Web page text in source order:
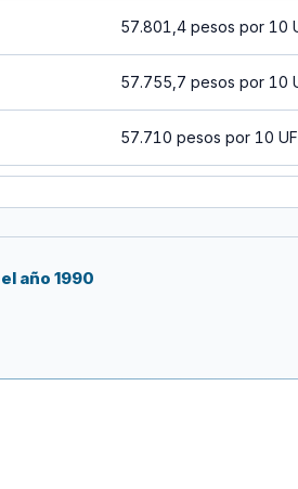
57.801,4 pesos por 10
57.755,7 pesos por 10
57.710 pesos por 10 UF
año 1990